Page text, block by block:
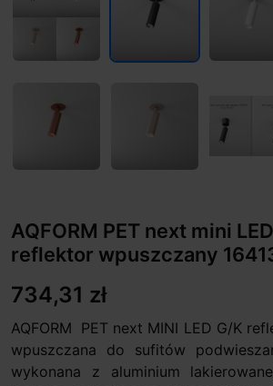
AQFORM PET next mini
reflektor wpuszczany
734,31 zł
AQFORM PET next MINI LED G/K
wpuszczana do sufitów
wykonana z aluminium